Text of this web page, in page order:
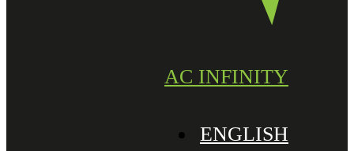
AC INFINITY
ENGLISH